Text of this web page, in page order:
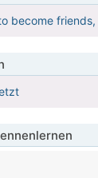
become